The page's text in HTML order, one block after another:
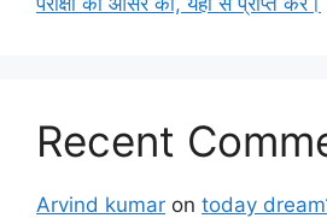
Recent
Arvind kumar on today